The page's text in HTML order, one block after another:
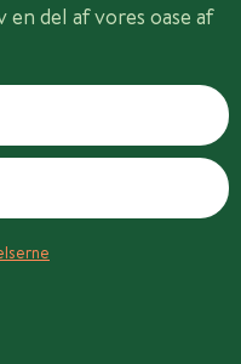
del af vores oase af